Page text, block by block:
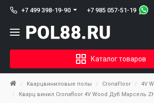
+7 499 398-19-90 +7 985 057-51-19
Каталог товаров
Кварцвиниловые полы CronaFloor
4V
Кварц винил Cronafloor 4V Wood Дуб Марсель